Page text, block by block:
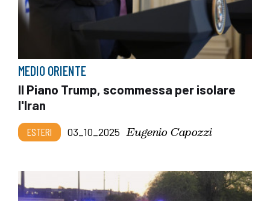
MEDIO ORIENTE
Il Piano Trump, scommessa per isolare
l'Iran
ESTERI 03_10_2025 Eugenio Capozzi